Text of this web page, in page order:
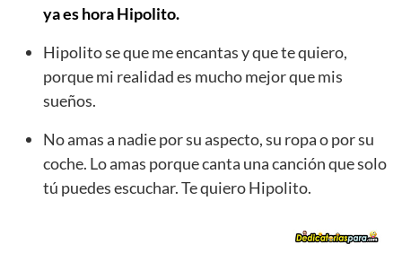
ya es hora Hipolito.
Hipolito se que me encantas y que te quiero,
porque mi realidad es mucho mejor que mis
sueños.
No amas a nadie por su aspecto, su ropa o por su
coche. Lo amas porque canta una canción que solo
tú puedes escuchar. Te quiero Hipolito.